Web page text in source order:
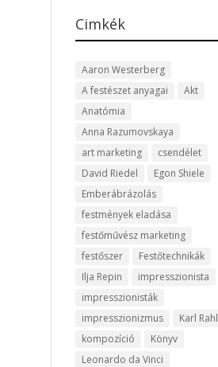
Cimkék
Aaron Westerberg
A festészet anyagai
Akt
Anatómia
Anna Razumovskaya
art marketing
csendélet
David Riedel
Egon Shiele
Emberábrázolás
festmények eladása
festőművész marketing
festőszer
Festőtechnikák
Ilja Repin
impresszionista
impresszionisták
impresszionizmus
Karl Rahl
kompozíció
Könyv
Leonardo da Vinci